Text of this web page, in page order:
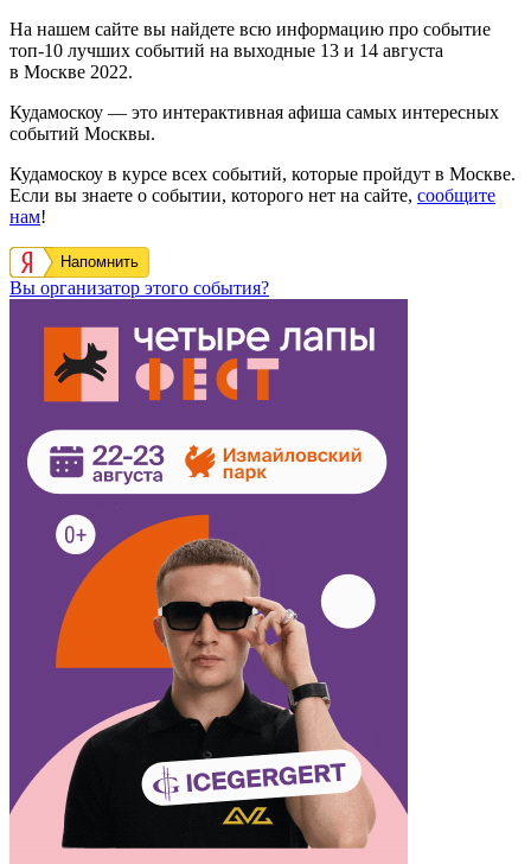
На нашем сайте вы найдете всю информацию про событие
топ-10 лучших событий на выходные 13 и 14 августа
в Москве 2022.
Кудамоскоу — это интерактивная афиша самых интересных
событий Москвы.
Кудамоскоу в курсе всех событий, которые пройдут в Москве.
Если вы знаете о событии, которого нет на сайте, сообщите
нам!
Напомнить
Вы организатор этого события?